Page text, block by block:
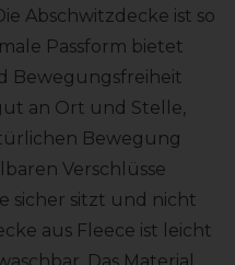
Abschwitzdecke ist so
Passform bietet
Bewegungsfreiheit
an Ort und Stelle,
Bewegung
Verschlüsse
sicher sitzt und nicht
aus Fleece ist leicht